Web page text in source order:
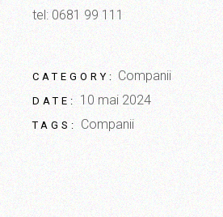
tel: 0681 99 111
CATEGORY: Companii
DATE: 10 mai 2024
TAGS: Companii